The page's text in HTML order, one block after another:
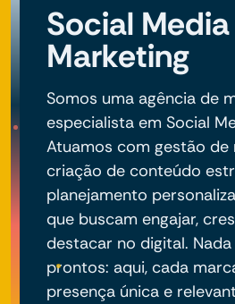
Social Media
Marketing
Somos uma agência de
especialista em Social
Atuamos com gestão de
criação de conteúdo
planejamento
que buscam engajar,
destacar no digital.
prontos: aqui, cada
presença única e